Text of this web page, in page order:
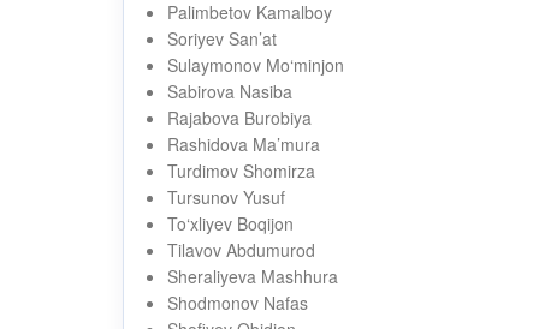
Palimbetov Kamalboy
Soriyev San’at
Sulaymonov Mo‘minjon
Sabirova Nasiba
Rajabova Burobiya
Rashidova Ma’mura
Turdimov Shomirza
Tursunov Yusuf
To‘xliyev Boqijon
Tilavov Abdumurod
Sheraliyeva Mashhura
Shodmonov Nafas